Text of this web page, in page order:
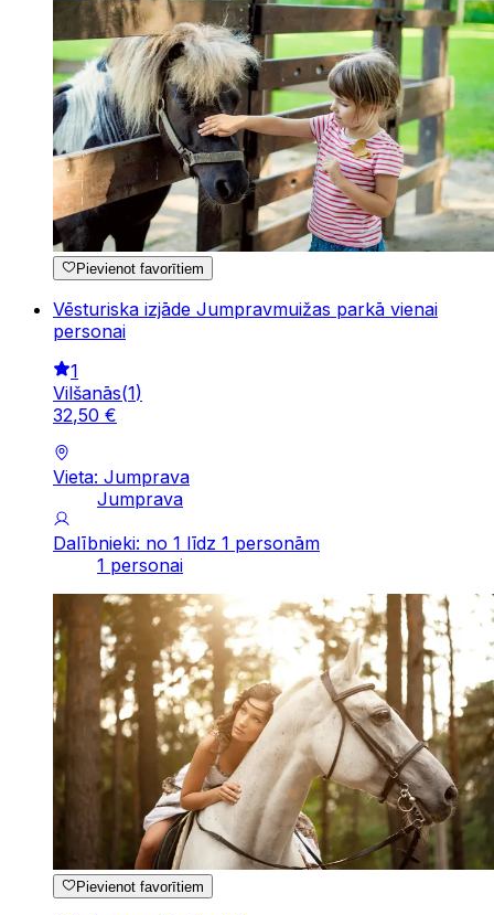
Pievienot favorītiem
Vēsturiska izjāde Jumpravmuižas parkā vienai
personai
1
Vilšanās(1)
32,50 €
Vieta: Jumprava
Jumprava
Dalībnieki: no 1 līdz 1 personām
1 personai
Pievienot favorītiem